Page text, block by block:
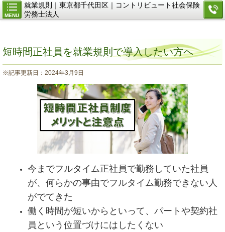
MENU
就業規則｜東京都千代田区｜コントリビュート社会保険
労務士法人
短時間正社員を就業規則で導入したい方へ
※記事更新日：2024年3月9日
今までフルタイム正社員で勤務していた社員
が、何らかの事由でフルタイム勤務できない人
がでてきた
働く時間が短いからといって、パートや契約社
員という位置づけにはしたくない